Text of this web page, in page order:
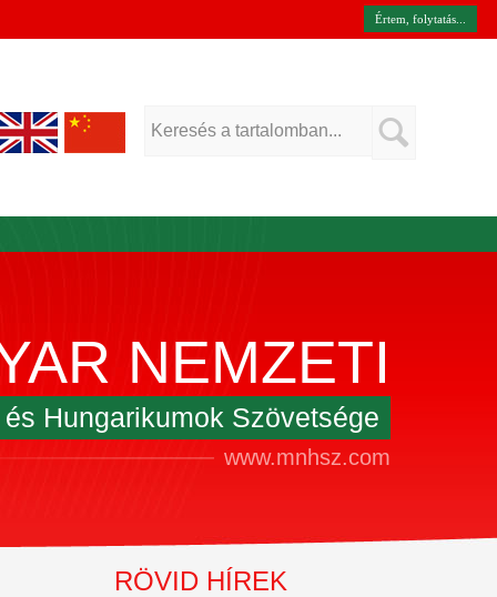
Értem, folytatás...
NEMZETI
Hungarikumok Szövetsége
www.mnhsz.com
RÖVID HÍREK